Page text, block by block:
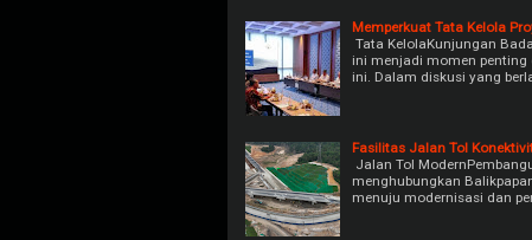
Memperkuat Tata Kelola
Tata KelolaKunjungan
ini menjadi momen
ini. Dalam diskusi yang
Fasilitas Jalan Tol
Jalan Tol
menghubungkan
menuju modernisasi dan